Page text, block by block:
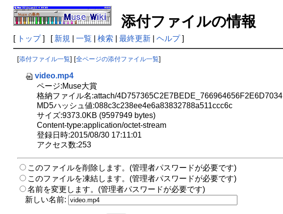
添付ファイルの情報
[ トップ] [ 新規 一覧 検索 最終更新| ヘルプ]
[添付ファイル一覧] [全ページの添付ファイル一覧]
video.mp4
ページ:Muse大賞
格納ファイル名:attach/4D757365C2E7BEDE_766964656F2E6D7034
MD5ハッシュ値:088c3c238ee4e6a83832788a511ccc6c
サイズ:9373.0KB (9597949 bytes)
Content-type:application/octet-stream
登録日時:2015/08/30 17:11:01
アクセス数:253
このファイルを削除します。(管理者パスワードが必要です)
このファイルを凍結します。(管理者パスワードが必要です)
名前を変更します。(管理者パスワードが必要です)
新しい名前: